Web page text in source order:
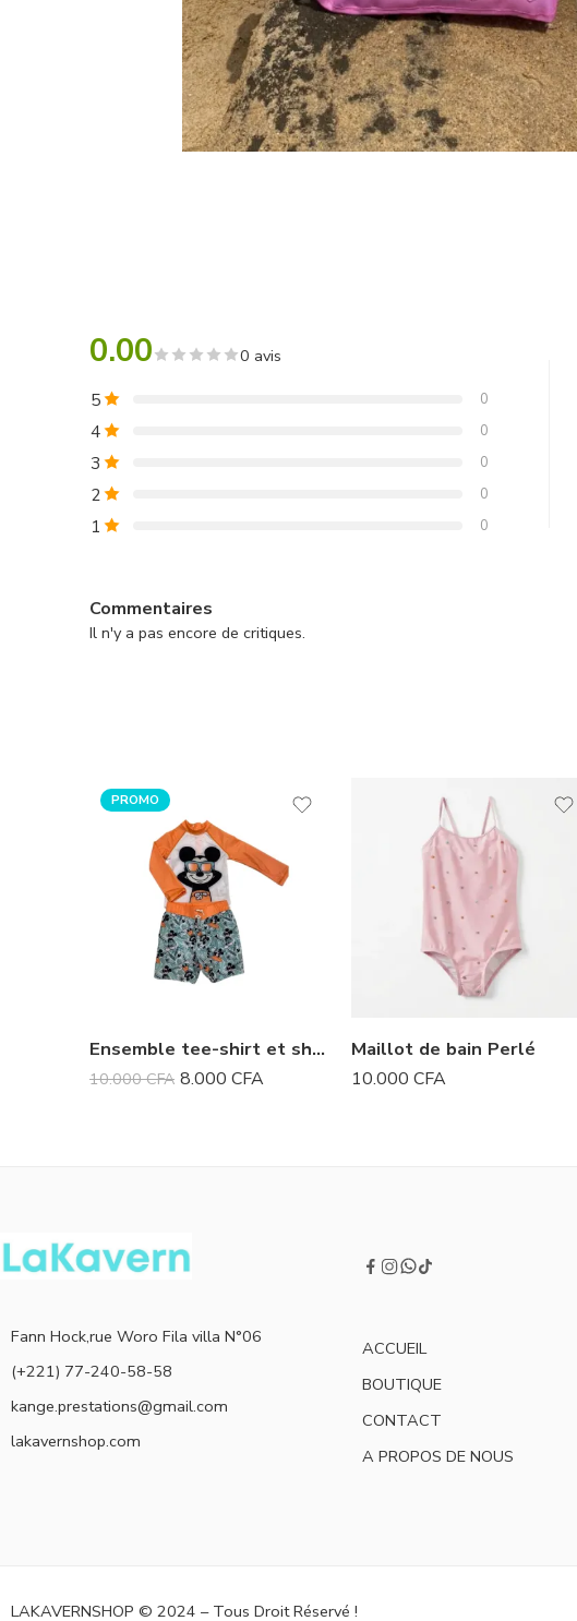
0.00 0 avis
5 0
4 0
3 0
2 0
1 0
Commentaires
Il n'y a pas encore de critiques.
PROMO
Ensemble tee-shirt et short Mickey
10.000CFA 8.000 CFA
Maillot de bain Perlé
10.000 CFA
Fann Hock,rue Woro Fila villa N°06
(+221) 77-240-58-58
kange.prestations@gmail.com
lakavernshop.com
ACCUEIL
BOUTIQUE
CONTACT
A PROPOS DE NOUS
LAKAVERNSHOP © 2024 – Tous Droit Réservé !